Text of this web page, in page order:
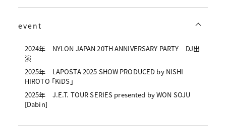
event
2024年 NYLON JAPAN 20TH ANNIVERSARY PARTY DJ出
演
2025年 LAPOSTA 2025 SHOW PRODUCED by NISHI
HIROTO 「KiDS」
2025年 J.E.T. TOUR SERIES presented by WON SOJU
[Dabin]